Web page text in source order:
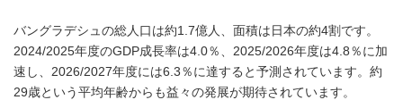
バングラデシュの総人口は約1.7億人、面積は日本の約4割です。
2024/2025年度のGDP成長率は4.0％、2025/2026年度は4.8％に加
速し、2026/2027年度には6.3％に達すると予測されています。約
29歳という平均年齢からも益々の発展が期待されています。